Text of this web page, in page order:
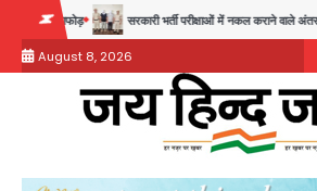
content
भर्ती परीक्षाओं में नकल कराने वाले अंतरराज्यीय गिरोह का भंडाफोड़,
August 8, 2026